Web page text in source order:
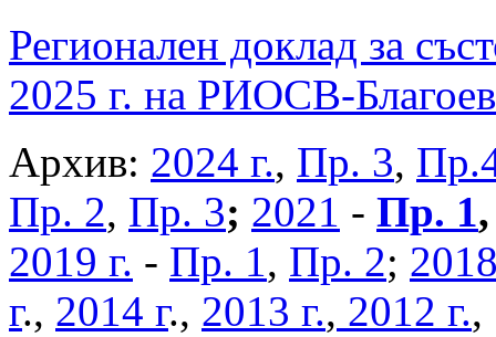
Регионален доклад за
2025 г. на РИОСВ-
Архив: 2024 г., Пр. 3,
Пр. 2, Пр. 3; 2021 - Пр. 1
2019 г. - Пр. 1, Пр. 2;
г., 2014 г., 2013 г., 2012 г.